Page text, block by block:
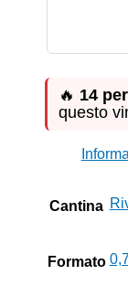
🔥 14
questo
Cantina
Formato